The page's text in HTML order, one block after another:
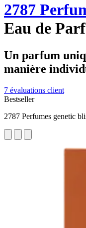
2787
Eau de
Un parfum
manière
7 évaluations client
Bestseller
2787 Perfumes genetic